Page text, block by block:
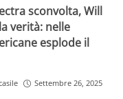
sconvolta, Will
verità: nelle
esplode il
Settembre 26, 2025